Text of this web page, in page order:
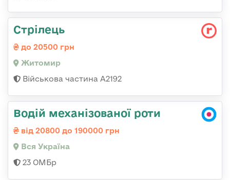
Стрілець
до 20500 грн
Житомир
Військова частина А2192
Водій механізованої роти
від 20800 до 190000 грн
Вся Україна
23 ОМБр